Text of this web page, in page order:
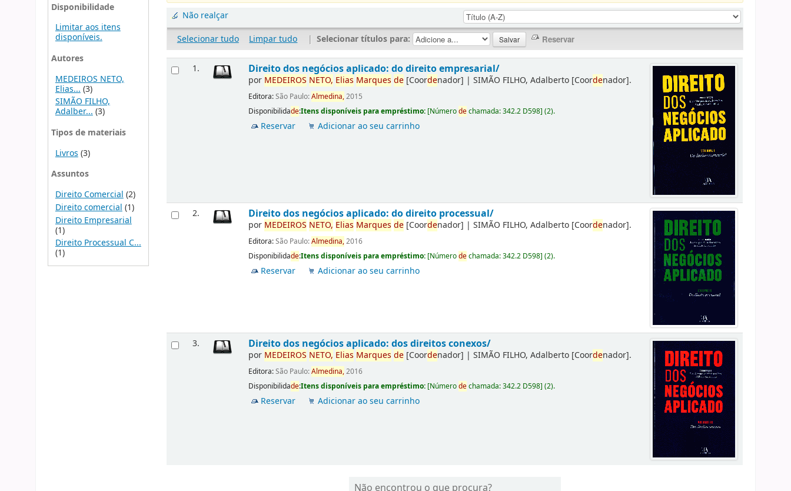
Disponibilidade
Limitar aos itens
disponíveis.
Autores
MEDEIROS NETO,
Elias... (3)
SIMÃO FILHO,
Adalber...(3)
Tipos de materiais
Livros (3)
Assuntos
Direito Comercial (2)
Direito comercial (1)
Direito Empresarial
(1)
Direito Processual C...
(1)
Não realçar
Selecionar tudo
Limpar tudo | Selecionar títulos para:
1. Direito dos negócios aplicado: do direito empresarial/
por MEDEIROS NETO, Elias Marques de [Coordenador] |SIMÃO FILHO, Adalberto [Coordenador].
Editora:São Paulo:Almedina,2015
Disponibilidade:Itens disponíveis para empréstimo: [Númerodechamada:342.2 D598](2).
Reservar Adicionar ao seu carrinho
2. Direito dos negócios aplicado: do direito processual/
por MEDEIROS NETO, Elias Marques de [Coordenador] |SIMÃO FILHO, Adalberto [Coordenador].
Editora:São Paulo:Almedina,2016
Disponibilidade:Itens disponíveis para empréstimo: [Númerodechamada:342.2 D598](2).
Reservar Adicionar ao seu carrinho
3. Direito dos negócios aplicado: dos direitos conexos/
por MEDEIROS NETO, Elias Marques de [Coordenador] |SIMÃO FILHO, Adalberto [Coordenador].
Editora:São Paulo:Almedina,2016
Disponibilidade:Itens disponíveis para empréstimo: [Númerodechamada:342.2 D598](2).
Reservar Adicionar ao seu carrinho